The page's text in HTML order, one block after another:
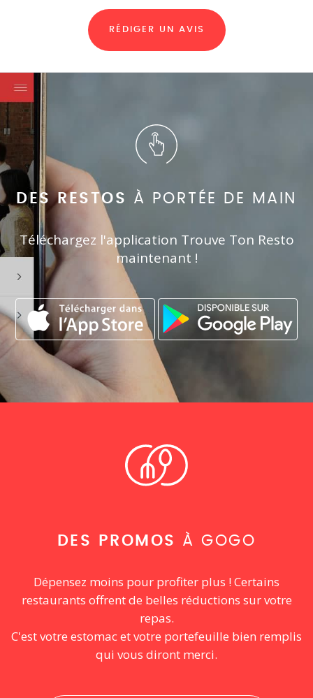
RÉDIGER UN AVIS
DES RESTOS À PORTÉE DE MAIN
Téléchargez l'application Trouve Ton Resto
maintenant !
DES PROMOS À GOGO
Dépensez moins pour profiter plus ! Certains
restaurants offrent de belles réductions sur votre
repas.
C'est votre estomac et votre portefeuille bien remplis
qui vous diront merci.